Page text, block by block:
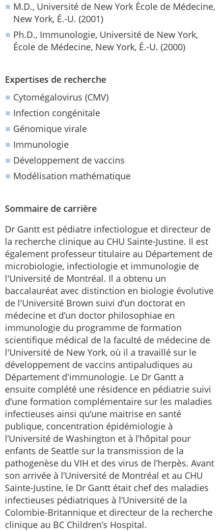
M.D., Université de New York École de Médecine,
New York, É.-U. (2001)
Ph.D., Immunologie, Université de New York,
École de Médecine, New York, É.-U. (2000)
Expertises de recherche
Cytomégalovirus (CMV)
Infection congénitale
Génomique virale
Immunologie
Développement de vaccins
Modélisation mathématique
Sommaire de carrière
Dr Gantt est pédiatre infectiologue et directeur de
la recherche clinique au CHU Sainte-Justine. Il est
également professeur titulaire au Département de
microbiologie, infectiologie et immunologie de
l'Université de Montréal. Il a obtenu un
baccalauréat avec distinction en biologie évolutive
de l'Université Brown suivi d’un doctorat en
médecine et d’un doctor philosophiae en
immunologie du programme de formation
scientifique médical de la faculté de médecine de
l'Université de New York, où il a travaillé sur le
développement de vaccins antipaludiques au
Département d'immunologie. Le Dr Gantt a
ensuite complété une résidence en pédiatrie suivi
d’une formation complémentaire sur les maladies
infectieuses ainsi qu’une maitrise en santé
publique, concentration épidémiologie à
l’Université de Washington et à l’hôpital pour
enfants de Seattle sur la transmission de la
pathogenèse du VIH et des virus de l’herpès. Avant
son arrivée à l’Université de Montréal et au CHU
Sainte-Justine, le Dr Gantt était chef des maladies
infectieuses pédiatriques à l’Université de la
Colombie-Britannique et directeur de la recherche
clinique au BC Children’s Hospital.